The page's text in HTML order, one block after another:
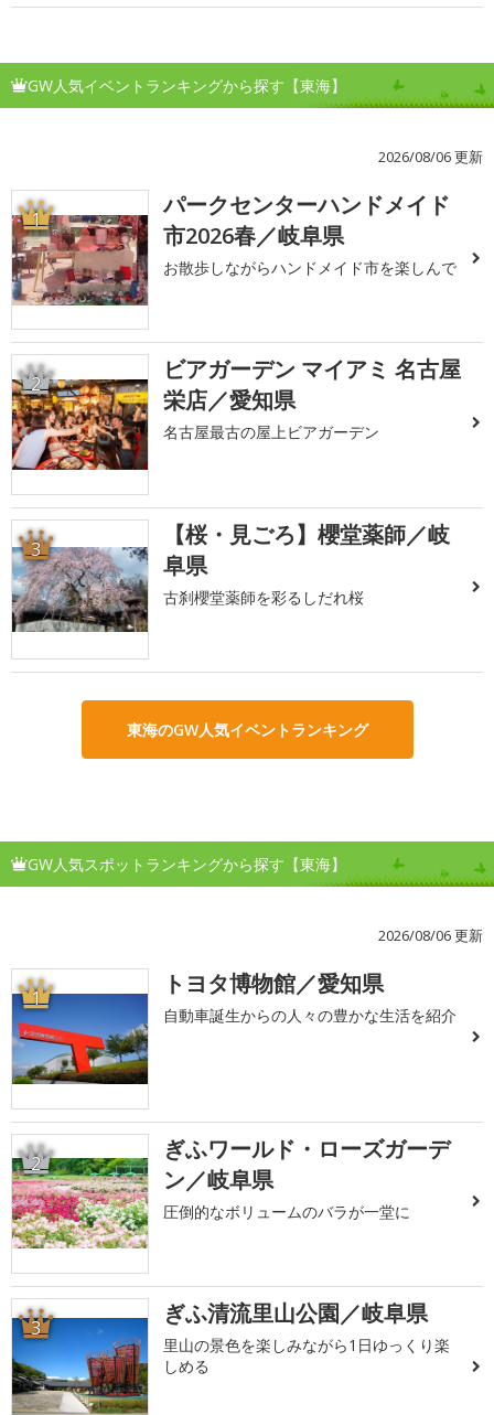
GW人気イベントランキングから探す【東海】
2026/08/06 更新
1
パークセンターハンドメイド
市2026春／岐阜県
お散歩しながらハンドメイド市を楽しんで
2
ビアガーデン マイアミ 名古屋
栄店／愛知県
名古屋最古の屋上ビアガーデン
3
【桜・見ごろ】櫻堂薬師／岐
阜県
古刹櫻堂薬師を彩るしだれ桜
東海のGW人気イベントランキング
GW人気スポットランキングから探す【東海】
2026/08/06 更新
1 トヨタ博物館／愛知県
自動車誕生からの人々の豊かな生活を紹介
2
ぎふワールド・ローズガーデ
ン／岐阜県
圧倒的なボリュームのバラが一堂に
3 ぎふ清流里山公園／岐阜県
里山の景色を楽しみながら1日ゆっくり楽
しめる